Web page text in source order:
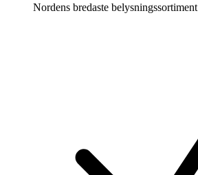
Nordens bredaste belysningssortiment